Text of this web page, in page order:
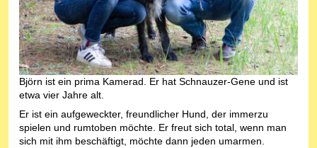
Björn ist ein prima Kamerad. Er hat Schnauzer-Gene und ist
etwa vier Jahre alt.
Er ist ein aufgeweckter, freundlicher Hund, der immerzu
spielen und rumtoben möchte. Er freut sich total, wenn man
sich mit ihm beschäftigt, möchte dann jeden umarmen.